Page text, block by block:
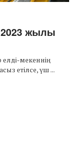
жылы
мекеннің
етілсе, үш ...